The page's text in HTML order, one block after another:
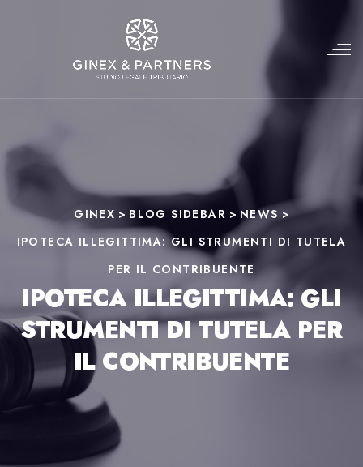
GINEX > BLOG SIDEBAR > NEWS >
IPOTECA ILLEGITTIMA: GLI STRUMENTI DI TUTELA
PER IL CONTRIBUENTE
IPOTECA ILLEGITTIMA: GLI
STRUMENTI DI TUTELA PER
IL CONTRIBUENTE